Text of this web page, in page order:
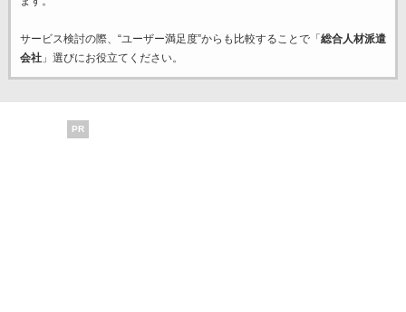
サービス検討の際、“ユーザー満足度”からも比較することで「 総合人材派遣
会社」選びにお役立てください。
PR